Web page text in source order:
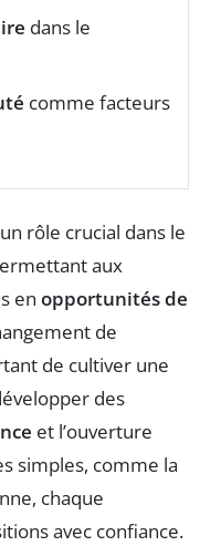
dans le
comme facteurs
rôle crucial dans le
aux
en opportunités de
de
de cultiver une
des
et l’ouverture
simples, comme la
chaque
avec confiance.